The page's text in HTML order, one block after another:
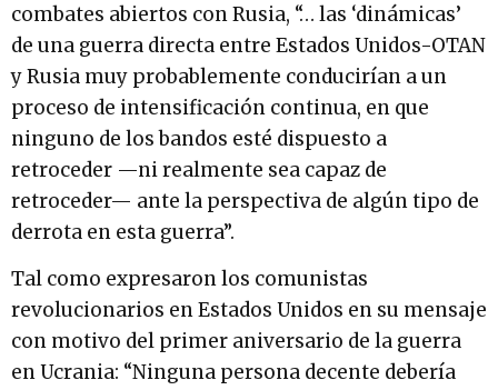
combates abiertos con Rusia, “… las ‘dinámicas’
de una guerra directa entre Estados Unidos-OTAN
y Rusia muy probablemente conducirían a un
proceso de intensificación continua, en que
ninguno de los bandos esté dispuesto a
retroceder —ni realmente sea capaz de
retroceder— ante la perspectiva de algún tipo de
derrota en esta guerra”.
Tal como expresaron los comunistas
revolucionarios en Estados Unidos en su mensaje
con motivo del primer aniversario de la guerra
en Ucrania: “Ninguna persona decente debería